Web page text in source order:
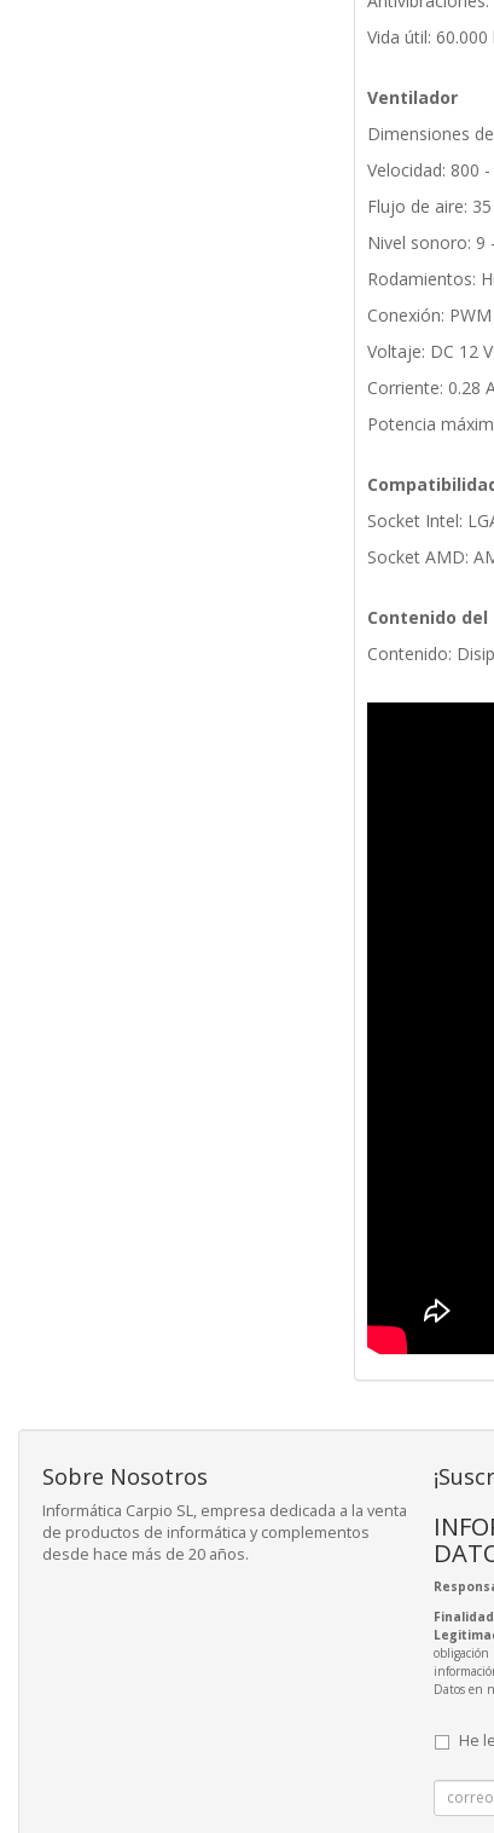
Vida útil: 60.000
Ventilador
Dimensiones
Velocidad: 800
Flujo de aire:
Nivel sonoro: 9
Rodamientos:
Conexión:
Voltaje: DC 12 V
Corriente: 0.28
Potencia
Socket Intel:
Socket AMD:
Contenido
Contenido:
Sobre Nosotros
Informática Carpio SL, empresa dedicada a la venta
de productos de informática y complementos
desde hace más de 20 años.
Finalidad
obligación
Datos en
He